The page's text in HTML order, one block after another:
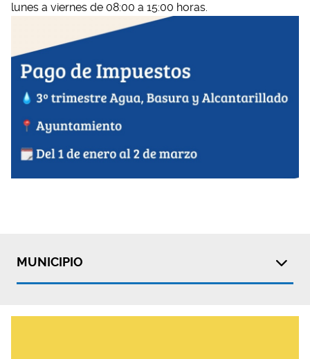
lunes a viernes de 08:00 a 15:00 horas.
MUNICIPIO